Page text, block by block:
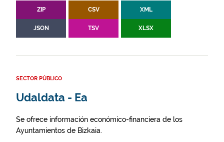
ZIP CSV XML
JSON TSV XLSX
SECTOR PÚBLICO
Udaldata - Ea
Se ofrece información económico-financiera de los
Ayuntamientos de Bizkaia.